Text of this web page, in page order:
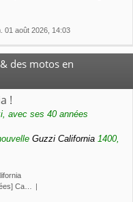
01 août 2026, 14:03
des motos en
!
avec ses 40 années
Guzzi California 1400,
Ca…